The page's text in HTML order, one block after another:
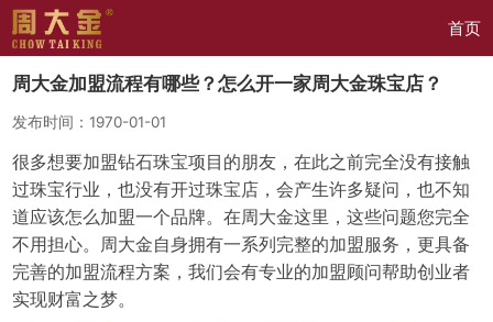
首页
周大金加盟流程有哪些？怎么开一家周大金珠宝店？
发布时间：1970-01-01
很多想要加盟钻石珠宝项目的朋友，在此之前完全没有接触
过珠宝行业，也没有开过珠宝店，会产生许多疑问，也不知
道应该怎么加盟一个品牌。在周大金这里，这些问题您完全
不用担心。周大金自身拥有一系列完整的加盟服务，更具备
完善的加盟流程方案，我们会有专业的加盟顾问帮助创业者
实现财富之梦。